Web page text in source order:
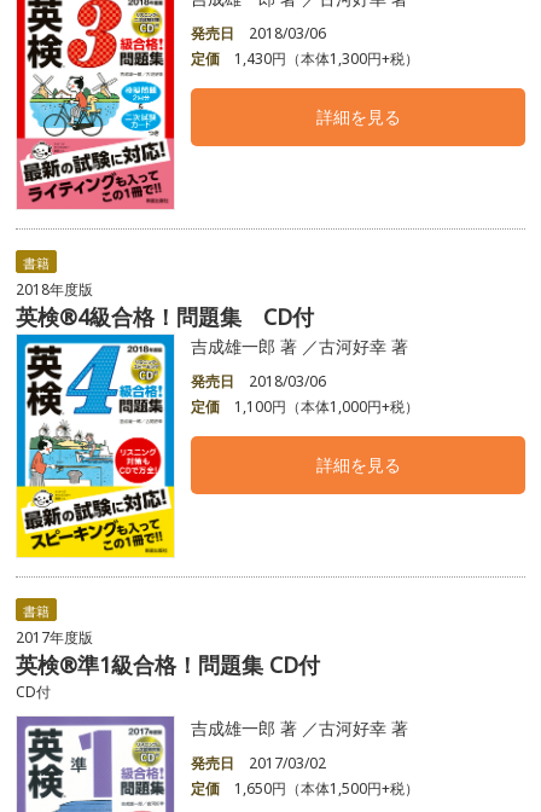
発売日
2018/03/06
定価
1,430円（本体1,300円+税）
詳細を見る
書籍
2018年度版
英検®4級合格！問題集 CD付
吉成雄一郎 著 ／古河好幸 著
発売日
2018/03/06
定価
1,100円（本体1,000円+税）
詳細を見る
書籍
2017年度版
英検®準1級合格！問題集 CD付
CD付
吉成雄一郎 著 ／古河好幸 著
発売日
2017/03/02
定価
1,650円（本体1,500円+税）